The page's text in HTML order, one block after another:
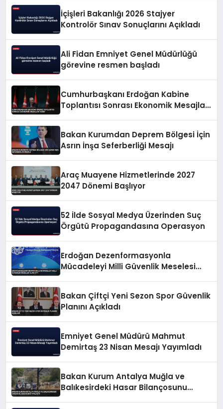
İçişleri Bakanlığı 2026 Stajyer
Kontrolör Sınav Sonuçlarını Açıkladı
Ali Fidan Emniyet Genel Müdürlüğü
görevine resmen başladı
Cumhurbaşkanı Erdoğan Kabine
Toplantısı Sonrası Ekonomik Mesajlar
Bakan Kurumdan Deprem Bölgesi İçin
Asrın İnşa Seferberliği Mesajı
Araç Muayene Hizmetlerinde 2027
2047 Dönemi Başlıyor
52 İlde Sosyal Medya Üzerinden Suç
Örgütü Propagandasına Operasyon
Erdoğan Dezenformasyonla
Mücadeleyi Milli Güvenlik Meselesi
Bakan Çiftçi Yeni Sezon Spor Güvenlik
Planını Açıkladı
Emniyet Genel Müdürü Mahmut
Demirtaş 23 Nisan Mesajı Yayımladı
Bakan Kurum Antalya Muğla ve
Balıkesirdeki Hasar Bilançosunu